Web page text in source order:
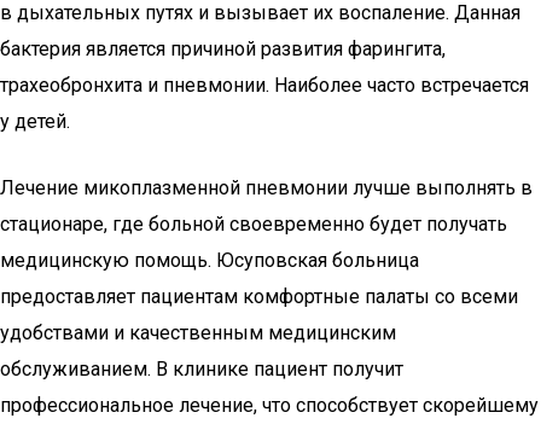
в дыхательных путях и вызывает их воспаление. Данная
бактерия является причиной развития фарингита,
трахеобронхита и пневмонии. Наиболее часто встречается
у детей.
Лечение микоплазменной пневмонии лучше выполнять в
стационаре, где больной своевременно будет получать
медицинскую помощь. Юсуповская больница
предоставляет пациентам комфортные палаты со всеми
удобствами и качественным медицинским
обслуживанием. В клинике пациент получит
профессиональное лечение, что способствует скорейшему